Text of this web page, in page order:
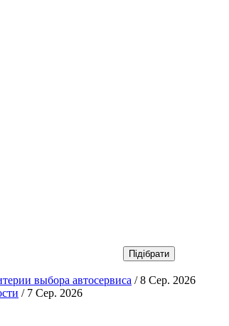
выбора автосервиса / 8 Сер. 2026
/ 7 Сер. 2026